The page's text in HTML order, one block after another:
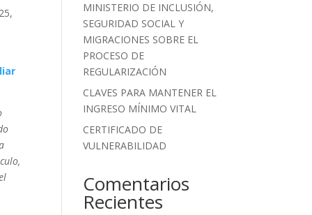
MINISTERIO DE INCLUSIÓN,
SEGURIDAD SOCIAL Y
MIGRACIONES SOBRE EL
PROCESO DE
REGULARIZACIÓN
CLAVES PARA MANTENER EL
INGRESO MÍNIMO VITAL
CERTIFICADO DE
VULNERABILIDAD
Comentarios
Recientes